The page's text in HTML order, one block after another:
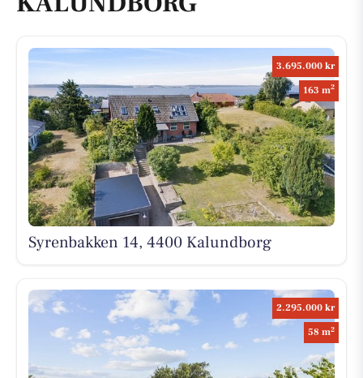
3.695.000 kr
163 m2
Syrenbakken 14, 4400 Kalundborg
2.295.000 kr
58 m2